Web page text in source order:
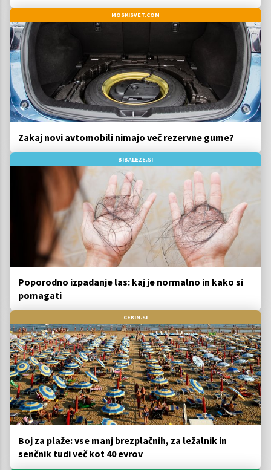
MOSKISVET.COM
Zakaj novi avtomobili nimajo več rezervne gume?
BIBALEZE.SI
Poporodno izpadanje las: kaj je normalno in kako si
pomagati
CEKIN.SI
Boj za plaže: vse manj brezplačnih, za ležalnik in
senčnik tudi več kot 40 evrov